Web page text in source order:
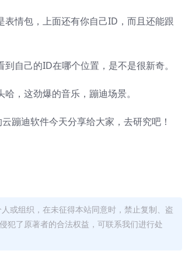
情包，上面还有你自己ID，而且还能跟
自己的ID在哪个位置，是不是很新奇。
，这劲爆的音乐，蹦迪场景。
蹦迪软件今天分享给大家，去研究吧！
或组织，在未征得本站同意时，禁止复制、盗
犯了原著者的合法权益，可联系我们进行处